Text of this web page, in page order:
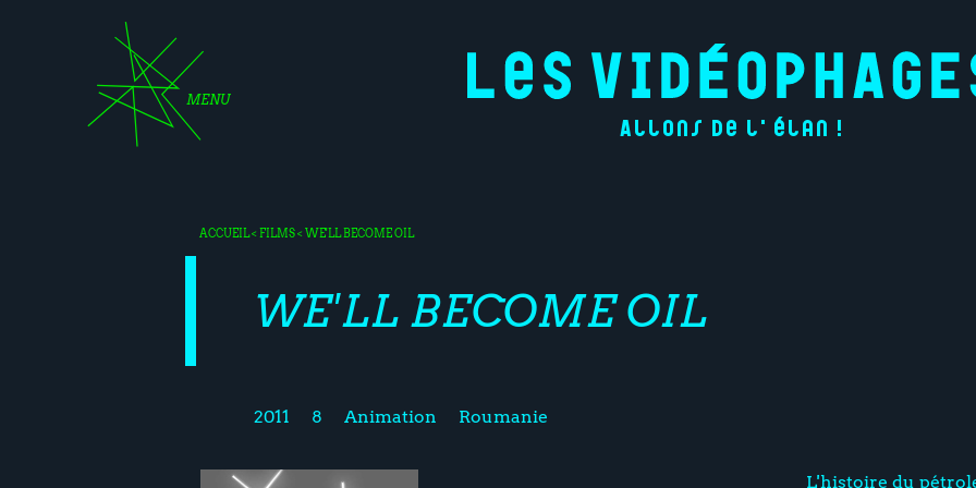
MENU
Allons de l'élan !
ACCUEIL<FILMS< WE'LL BECOME OIL
WE'LL BECOME OIL
2011 8 Animation Roumanie
L'histoire du